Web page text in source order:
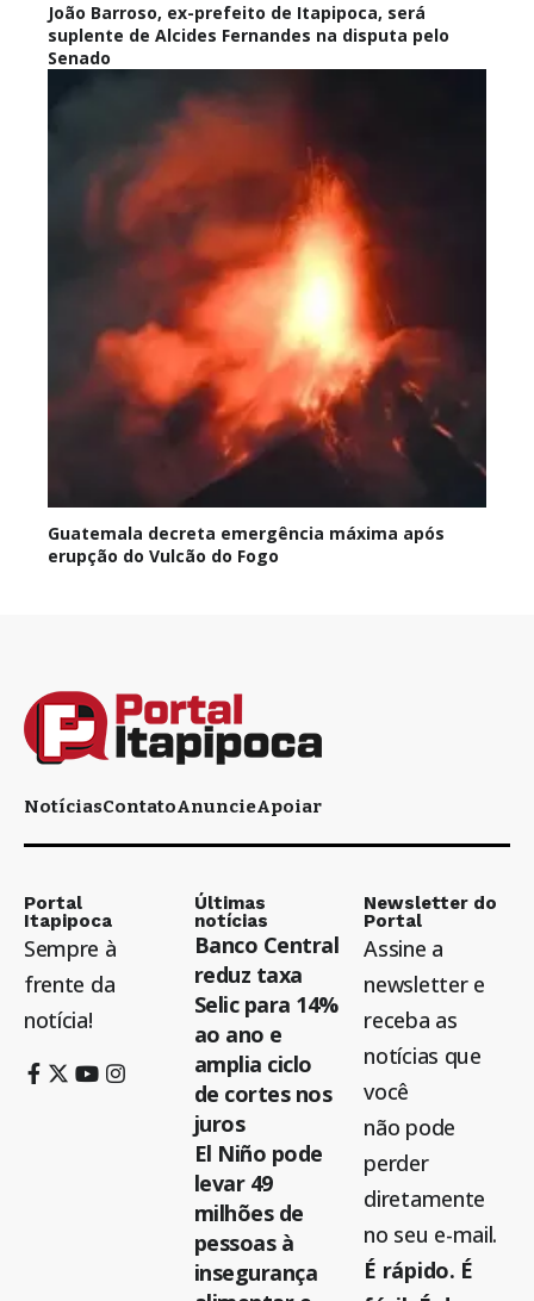
João Barroso, ex-prefeito de Itapipoca, será
suplente de Alcides Fernandes na disputa pelo
Senado
Guatemala decreta emergência máxima após
erupção do Vulcão do Fogo
NotíciasContatoAnuncieApoiar
Portal
Itapipoca
Sempre à
frente da
notícia!
Últimas
notícias
Banco Central
reduz taxa
Selic para 14%
ao ano e
amplia ciclo
de cortes nos
juros
El Niño pode
levar 49
milhões de
pessoas à
insegurança
Newsletter do
Portal
Assine a
newsletter e
receba as
notícias que
você
não pode
perder
diretamente
no seu e-mail.
É rápido. É